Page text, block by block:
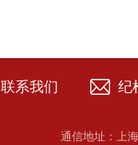
联系我们 纪
通信地址：上